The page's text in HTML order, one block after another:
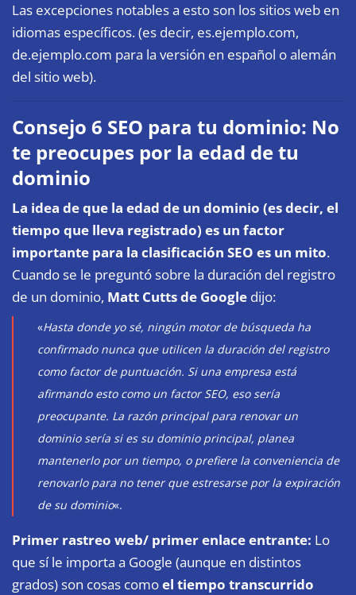
Las excepciones notables a esto son los sitios web en
idiomas específicos. (es decir, es.ejemplo.com,
de.ejemplo.com para la versión en español o alemán
del sitio web).
Consejo 6 SEO para tu dominio: No
te preocupes por la edad de tu
dominio
La idea de que la edad de un dominio (es decir, el
tiempo que lleva registrado) es un factor
importante para la clasificación SEO es un mito.
Cuando se le preguntó sobre la duración del registro
de un dominio, Matt Cutts de Google dijo:
«Hasta donde yo sé, ningún motor de búsqueda ha
confirmado nunca que utilicen la duración del registro
como factor de puntuación. Si una empresa está
afirmando esto como un factor SEO, eso sería
preocupante. La razón principal para renovar un
dominio sería si es su dominio principal, planea
mantenerlo por un tiempo, o prefiere la conveniencia de
renovarlo para no tener que estresarse por la expiración
de su dominio«.
Primer rastreo web/ primer enlace entrante: Lo
que sí le importa a Google (aunque en distintos
grados) son cosas comoel tiempo transcurrido